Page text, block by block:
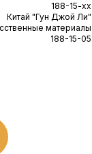
188-15-xx
Китай "Гун Джой Ли"
материалы
188-15-05